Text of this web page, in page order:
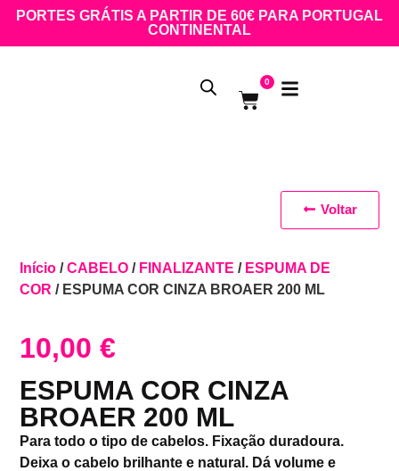
PORTES GRÁTIS A PARTIR DE 60€ PARA PORTUGAL
CONTINENTAL
0
Início /CABELO / FINALIZANTE / ESPUMA DE
COR / ESPUMA COR CINZA BROAER 200 ML
10,00€
ESPUMA COR CINZA
BROAER 200 ML
Para todo o tipo de cabelos. Fixação duradoura.
Deixa o cabelo brilhante e natural. Dá volume e
Voltar